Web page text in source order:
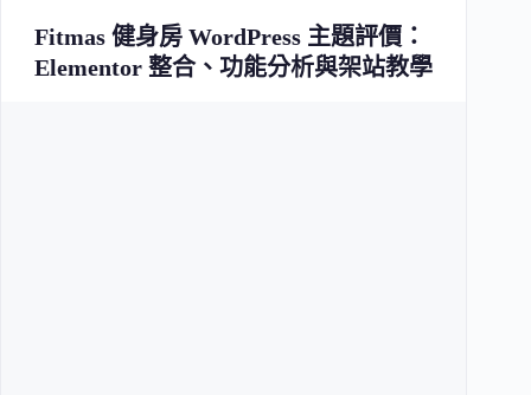
Fitmas 健身房 WordPress 主題評價：
Elementor 整合、功能分析與架站教學